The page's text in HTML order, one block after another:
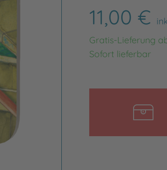
11,00 €
Gratis-Lieferung
Sofort lieferbar